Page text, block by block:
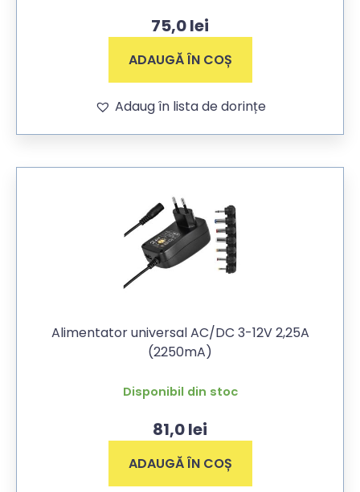
75,0lei
ADAUGĂ ÎN COȘ
Adaug în lista de dorințe
Alimentator universal AC/DC 3-12V 2,25A
(2250mA)
Disponibil din stoc
81,0lei
ADAUGĂ ÎN COȘ